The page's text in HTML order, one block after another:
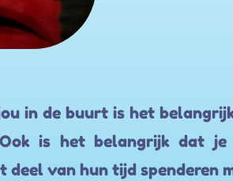
in de buurt is het
is het belangrijk dat
deel van hun tijd spenderen